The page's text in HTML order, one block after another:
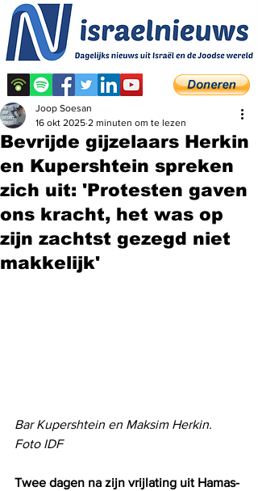
Bevrijde gijzelaars Herkin
en Kupershtein spreken
zich uit: 'Protesten gaven
ons kracht, het was op
zijn zachtst gezegd niet
makkelijk'
Joop Soesan
16 okt 2025 2 minuten om te lezen
Bar Kupershtein en Maksim Herkin.
Foto IDF
Twee dagen na zijn vrijlating uit Hamas-